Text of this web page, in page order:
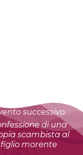
successivo
di una
scambista al
figlio morente